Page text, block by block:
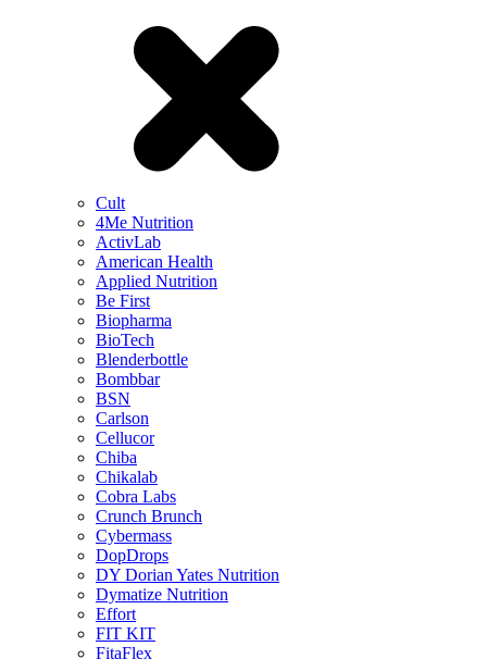
Cult
4Me Nutrition
ActivLab
American Health
Applied Nutrition
Be First
Biopharma
BioTech
Blenderbottle
Bombbar
BSN
Carlson
Cellucor
Chiba
Chikalab
Cobra Labs
Crunch Brunch
Cybermass
DopDrops
DY Dorian Yates Nutrition
Dymatize Nutrition
Effort
FIT KIT
FitaFlex